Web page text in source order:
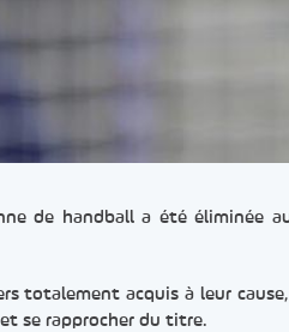
de handball a été éliminée
totalement acquis à leur
se rapprocher du titre.